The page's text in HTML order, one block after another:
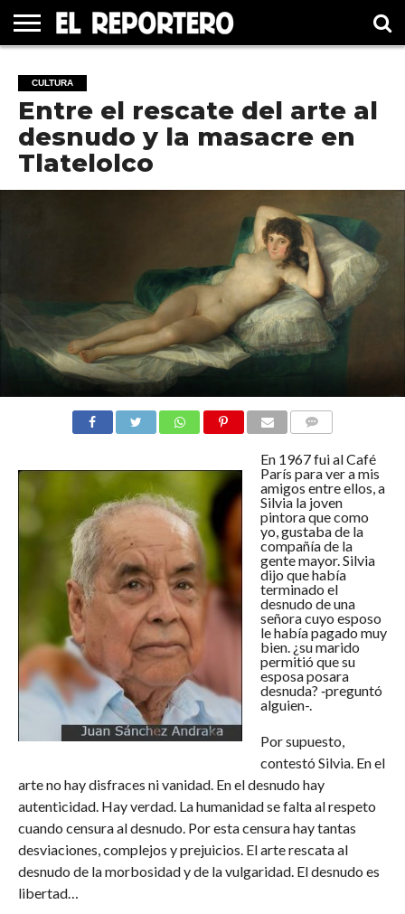
ELECCIÓN
2021
PRINCIPAL
MÉXICO
INTERNACIONAL
#UNMUNDOFELIZ
CULTURA
CINE
CULTURA
Entre el rescate del arte al
desnudo y la masacre en
Tlatelolco
En 1967 fui al Café
París para ver a mis
amigos entre ellos, a
Silvia la joven
pintora que como
yo, gustaba de la
compañía de la
gente mayor. Silvia
dijo que había
terminado el
desnudo de una
señora cuyo esposo
le había pagado muy
bien. ¿su marido
permitió que su
esposa posara
desnuda? ‐preguntó
alguien-.
Por supuesto,
contestó Silvia. En el
arte no hay disfraces ni vanidad. En el desnudo hay
autenticidad. Hay verdad. La humanidad se falta al respeto
cuando censura al desnudo. Por esta censura hay tantas
desviaciones, complejos y prejuicios. El arte rescata al
desnudo de la morbosidad y de la vulgaridad. El desnudo es
libertad…